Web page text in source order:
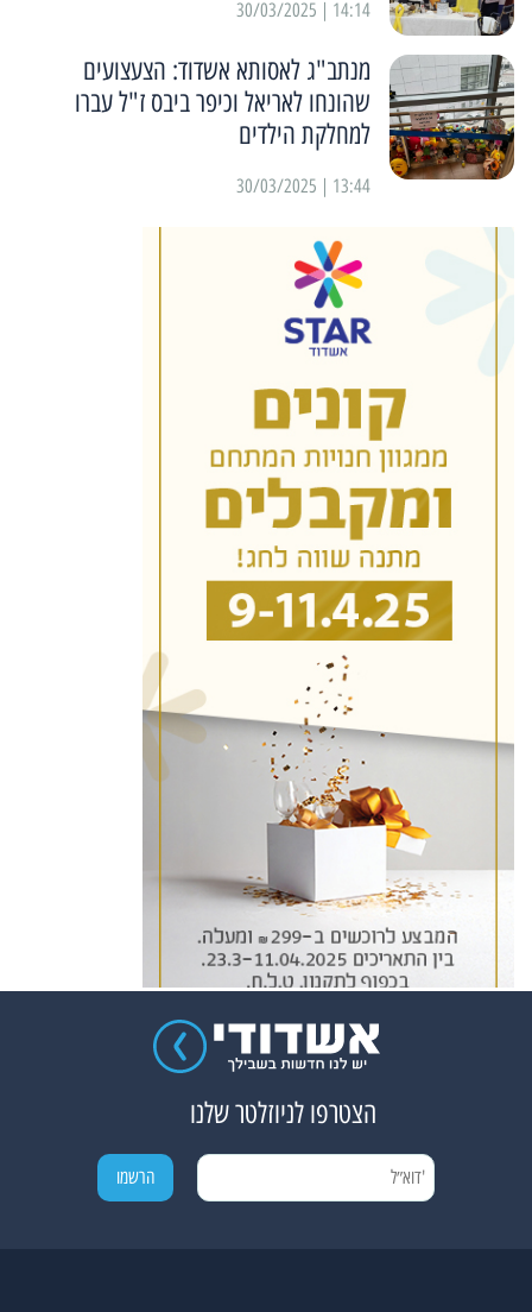
14:14 | 30/03/2025
מנתב"ג לאסותא אשדוד: הצעצועים
שהונחו לאריאל וכיפר ביבס ז"ל עברו
למחלקת הילדים
13:44 | 30/03/2025
הצטרפו לניוזלטר שלנו